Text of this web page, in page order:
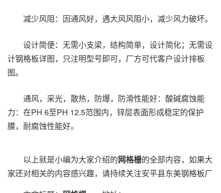
减少风阻：因通风好，遇大风风阻小，减少风力破坏。
设计简便：无需小支梁，结构简单，设计简化；无需设
计钢格板详图，只注明型号即可，厂方可代客户设计排板
图。
通风，采光，散热，防爆，防滑性能好：酸碱腐蚀能
力：在PH 6至PH 12.5范围内，锌层表面形成稳定的保护
膜，耐腐蚀性能好。
以上就是小编为大家介绍的网格栅的全部内容，如果大
家还对相关的内容感兴趣，请持续关注安平县东美钢格板厂